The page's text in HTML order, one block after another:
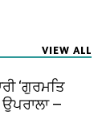
VIEW ALL
‘ਗੁਰਮਤਿ
—